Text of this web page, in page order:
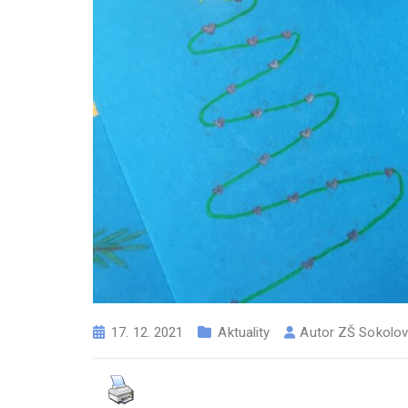
17. 12. 2021 Aktuality Autor ZŠ Sokolov